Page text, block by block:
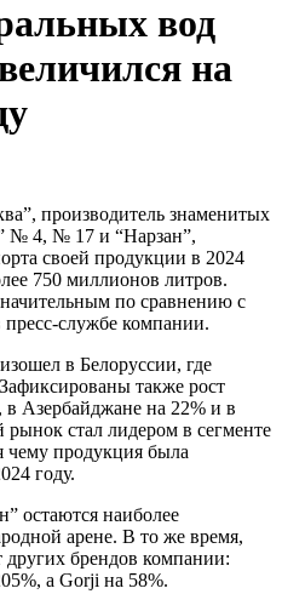
вод
на
№ 4, № 17 и “Нарзан”,
своей продукции в 2024
750 миллионов литров.
по сравнению с
службе компании.
в Белоруссии, где
также рост
в Азербайджане на 22% и в
рынок стал лидером в сегменте
чему продукция была
году.
остаются наиболее
арене. В то же время,
других брендов компании:
а Gorji на 58%.